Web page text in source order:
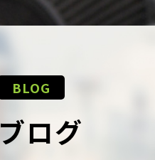
BLOG
ブログ